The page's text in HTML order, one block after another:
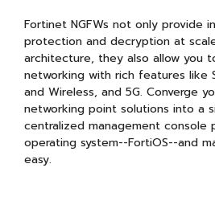
Fortinet NGFWs not only provide
protection and decryption at
architecture, they also allow you
networking with rich features like
and Wireless, and 5G. Converge
networking point solutions into a
centralized management console
operating system--FortiOS--and
easy.